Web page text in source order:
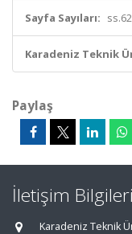
Sayfa Sayıları: ss.62
Karadeniz Teknik
Paylaş
İletişim Bilgileri
Karadeniz Teknik